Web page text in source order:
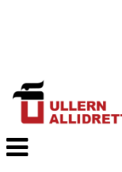
Veksle
navigasjon